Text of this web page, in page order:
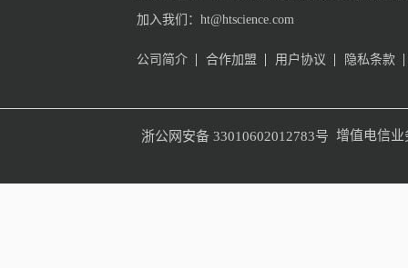
加入我们：ht@htscience.com
公司简介 合作加盟 用户协议 隐私条款
浙公网安备 33010602012783号 增值电信